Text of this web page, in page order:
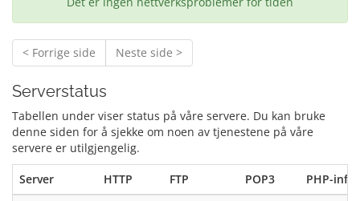
< Forrige side Neste side >
Serverstatus
Tabellen under viser status på våre servere. Du kan bruke
denne siden for å sjekke om noen av tjenestene på våre
servere er utilgjengelig.
Server HTTP FTP POP3
PHP-info